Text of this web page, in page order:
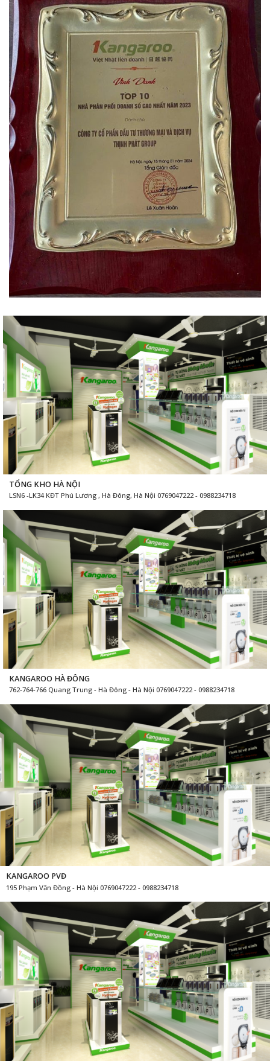
TỔNG KHO HÀ NỘI
LSN6 -LK34 KĐT Phú Lương , Hà Đông, Hà Nội 0769047222 - 0988234718
KANGAROO HÀ ĐÔNG
762-764-766 Quang Trung - Hà Đông - Hà Nội 0769047222 - 0988234718
KANGAROO PVĐ
195 Phạm Văn Đồng - Hà Nội 0769047222 - 0988234718